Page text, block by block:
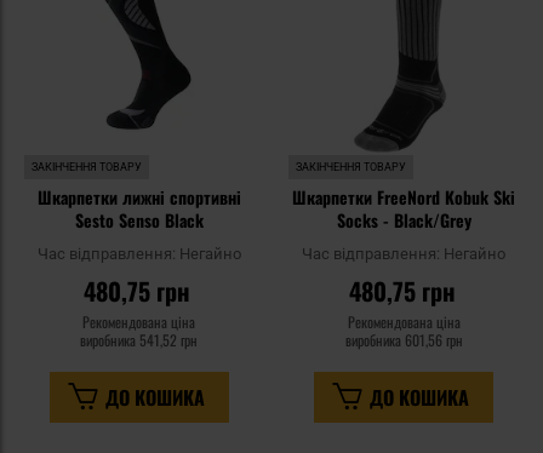
ЗАКІНЧЕННЯ ТОВАРУ
Шкарпетки лижні спортивні
Sesto Senso Black
Час відправлення: Негайно
480,75 грн
Рекомендована ціна
виробника 541,52 грн
ДО КОШИКА
ЗАКІНЧЕННЯ ТОВАРУ
Шкарпетки FreeNord Kobuk Ski
Socks - Black/Grey
Час відправлення: Негайно
480,75 грн
Рекомендована ціна
виробника 601,56 грн
ДО КОШИКА